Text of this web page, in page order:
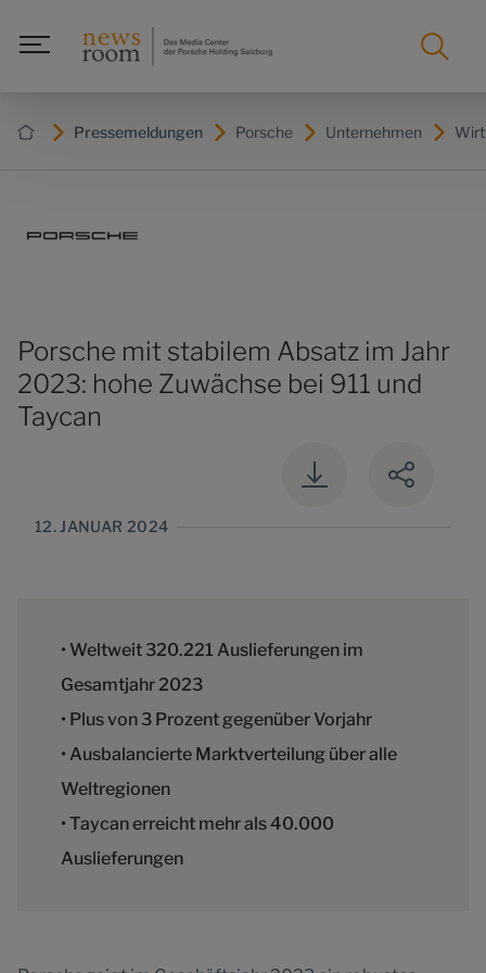
Pressemeldungen Porsche Unternehmen
Porsche mit stabilem Absatz im Jahr
2023: hohe Zuwächse bei 911 und
Taycan
12. JANUAR 2024
• Weltweit 320.221 Auslieferungen im
Gesamtjahr 2023
• Plus von 3 Prozent gegenüber Vorjahr
• Ausbalancierte Marktverteilung über alle
Weltregionen
• Taycan erreicht mehr als 40.000
Auslieferungen